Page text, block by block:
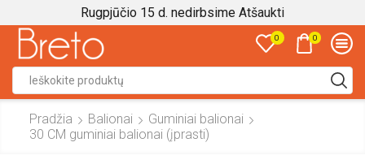
Rugpjūčio 15 d. nedirbsime Atšaukti
0 0
input
Pradžia Balionai
Guminiai balionai
30 CM guminiai balionai (įprasti)